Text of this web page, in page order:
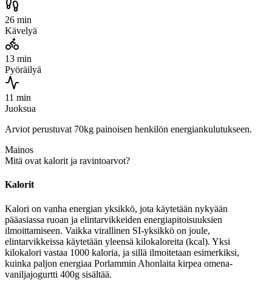
26 min
Kävelyä
13 min
Pyöräilyä
11 min
Juoksua
Arviot perustuvat 70kg painoisen henkilön energiankulutukseen.
Mainos
Mitä ovat kalorit ja ravintoarvot?
Kalorit
Kalori on vanha energian yksikkö, jota käytetään nykyään
pääasiassa ruoan ja elintarvikkeiden energiapitoisuuksien
ilmoittamiseen. Vaikka virallinen SI-yksikkö on joule,
elintarvikkeissa käytetään yleensä kilokaloreita (kcal). Yksi
kilokalori vastaa 1000 kaloria, ja sillä ilmoitetaan esimerkiksi,
kuinka paljon energiaa Porlammin Ahonlaita kirpea omena-
vaniljajogurtti 400g sisältää.